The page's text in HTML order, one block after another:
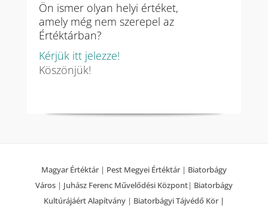
Ön ismer olyan helyi értéket,
amely még nem szerepel az
Értéktárban?
Kérjük itt jelezze!
Köszönjük!
Magyar Értéktár| Pest Megyei Értéktár| Biatorbágy
Város| Juhász Ferenc Művelődési Központ| Biatorbágy
Kultúrájáért Alapítvány| Biatorbágyi Tájvédő Kör |